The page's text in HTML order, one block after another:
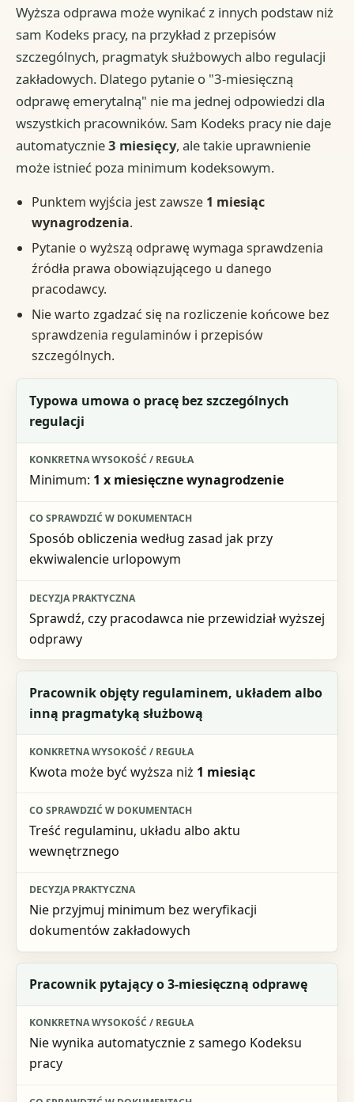
Wyższa odprawa może wynikać z innych podstaw niż
sam Kodeks pracy, na przykład z przepisów
szczególnych, pragmatyk służbowych albo regulacji
zakładowych. Dlatego pytanie o "3-miesięczną
odprawę emerytalną" nie ma jednej odpowiedzi dla
wszystkich pracowników. Sam Kodeks pracy nie daje
automatycznie3 miesięcy, ale takie uprawnienie
może istnieć poza minimum kodeksowym.
Punktem wyjścia jest zawsze 1 miesiąc
wynagrodzenia.
Pytanie o wyższą odprawę wymaga sprawdzenia
źródła prawa obowiązującego u danego
pracodawcy.
Nie warto zgadzać się na rozliczenie końcowe bez
sprawdzenia regulaminów i przepisów
szczególnych.
Grupa lub sytuacja
Co sprawdzić w dokumentach
Decyzja praktyczna
Typowa umowa o pracę bez szczególnych
regulacji
Minimum: 1 x miesięczne wynagrodzenie
Sposób obliczenia według zasad jak przy
ekwiwalencie urlopowym
Sprawdź, czy pracodawca nie przewidział wyższej
odprawy
Pracownik objęty regulaminem, układem albo
inną pragmatyką służbową
Kwota może być wyższa niż 1 miesiąc
Treść regulaminu, układu albo aktu
wewnętrznego
Nie przyjmuj minimum bez weryfikacji
dokumentów zakładowych
Pracownik pytający o3-miesięczną odprawę
Nie wynika automatycznie z samego Kodeksu
pracy